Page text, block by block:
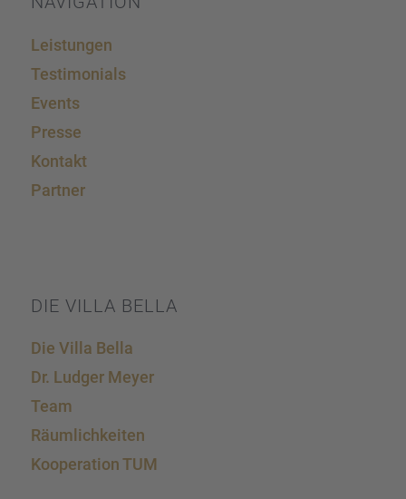
Leistun­gen
Testi­mo­ni­als
Events
Presse
Kontakt
Partner
DIE VILLA BELLA
Die Villa Bella
Dr. Ludger Meyer
Team
Räumlich­kei­ten
Koope­ra­tion TUM